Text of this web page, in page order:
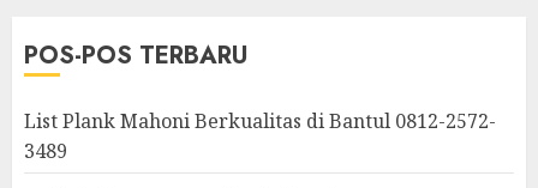
POS-POS TERBARU
List Plank Mahoni Berkualitas di Bantul 0812-2572-
3489